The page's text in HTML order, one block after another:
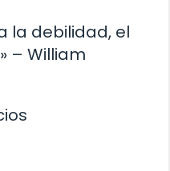
la debilidad, el
– William